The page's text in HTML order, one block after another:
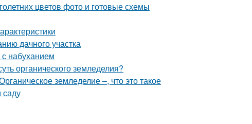
цветов фото и готовые схемы
дачного участка
набуханием
органического земледелия?
земледелие –, что это такое
саду